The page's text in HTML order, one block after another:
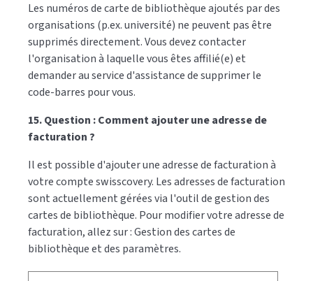
Les numéros de carte de bibliothèque ajoutés par des
organisations (p.ex. université) ne peuvent pas être
supprimés directement. Vous devez contacter
l'organisation à laquelle vous êtes affilié(e) et
demander au service d'assistance de supprimer le
code-barres pour vous.
15. Question : Comment ajouter une adresse de
facturation ?
Il est possible d'ajouter une adresse de facturation à
votre compte swisscovery. Les adresses de facturation
sont actuellement gérées via l'outil de gestion des
cartes de bibliothèque. Pour modifier votre adresse de
facturation, allez sur :Gestion des cartes de
bibliothèque et des paramètres.